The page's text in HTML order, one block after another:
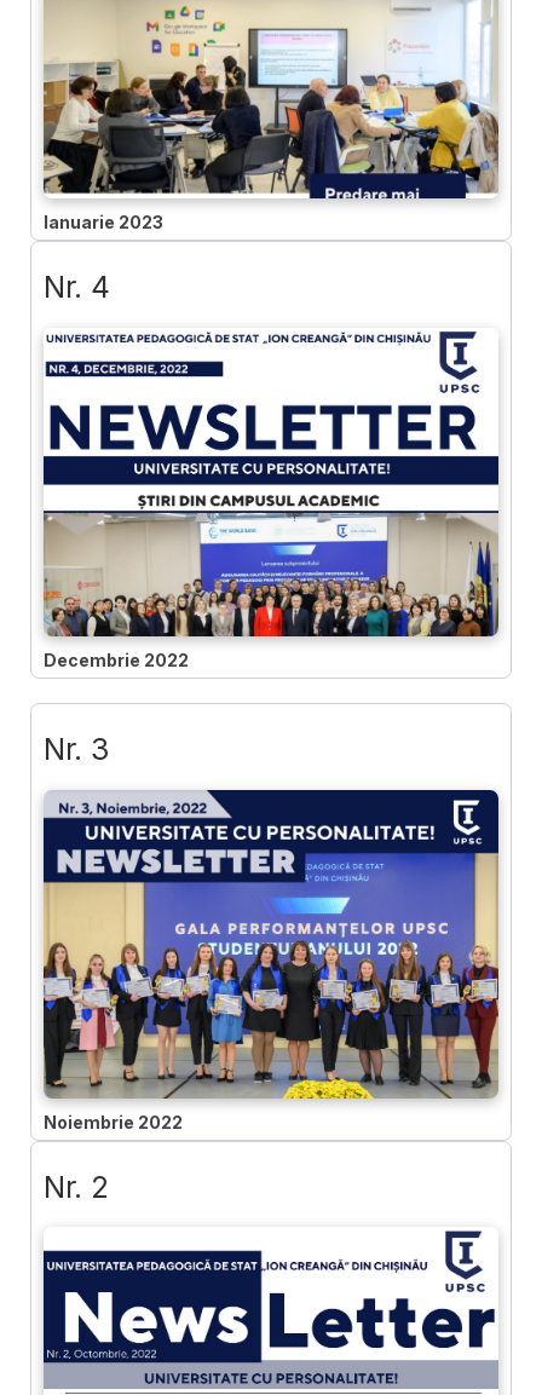
Ianuarie 2023
Nr. 4
Decembrie 2022
Nr. 3
Noiembrie 2022
Nr. 2